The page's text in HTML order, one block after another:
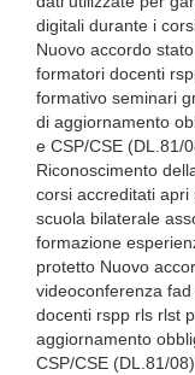
digitali durante i
Nuovo accordo
formatori docenti
formativo seminari
di aggiornamento
e CSP/CSE (DL.81/
Riconoscimento
corsi accreditati
scuola bilaterale
formazione
protetto Nuovo
videoconferenza
docenti rspp rls rlst
aggiornamento
CSP/CSE (DL.81/